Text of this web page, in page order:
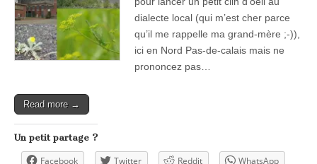
dialecte local (qui m’est cher parce
qu’il me rappelle ma grand-mère ;-)),
ici en Nord Pas-de-calais mais ne
prononcez pas…
Read more →
Un petit partage ?
Facebook Twitter Reddit
WhatsApp